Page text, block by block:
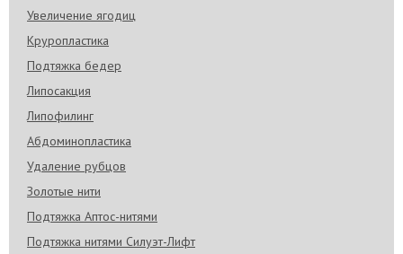
Увеличение ягодиц
Круропластика
Подтяжка бедер
Липосакция
Липофилинг
Абдоминопластика
Удаление рубцов
Золотые нити
Подтяжка Аптос-нитями
Подтяжка нитями Силуэт-Лифт